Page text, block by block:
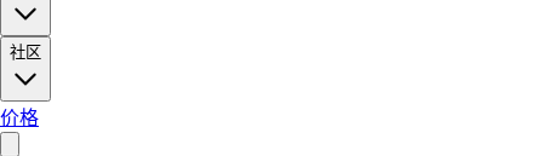
社区
价格